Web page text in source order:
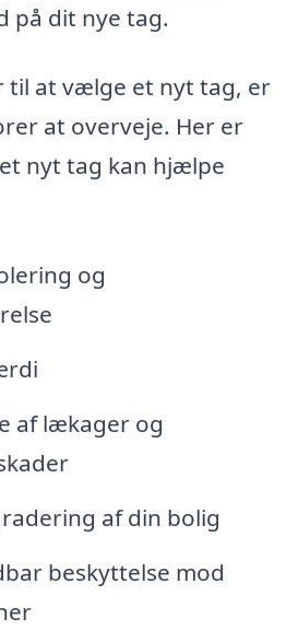
på dit nye tag.
til at vælge et nyt tag, er
at overveje. Her er
nyt tag kan hjælpe
og
af lækager og
af din bolig
beskyttelse mod